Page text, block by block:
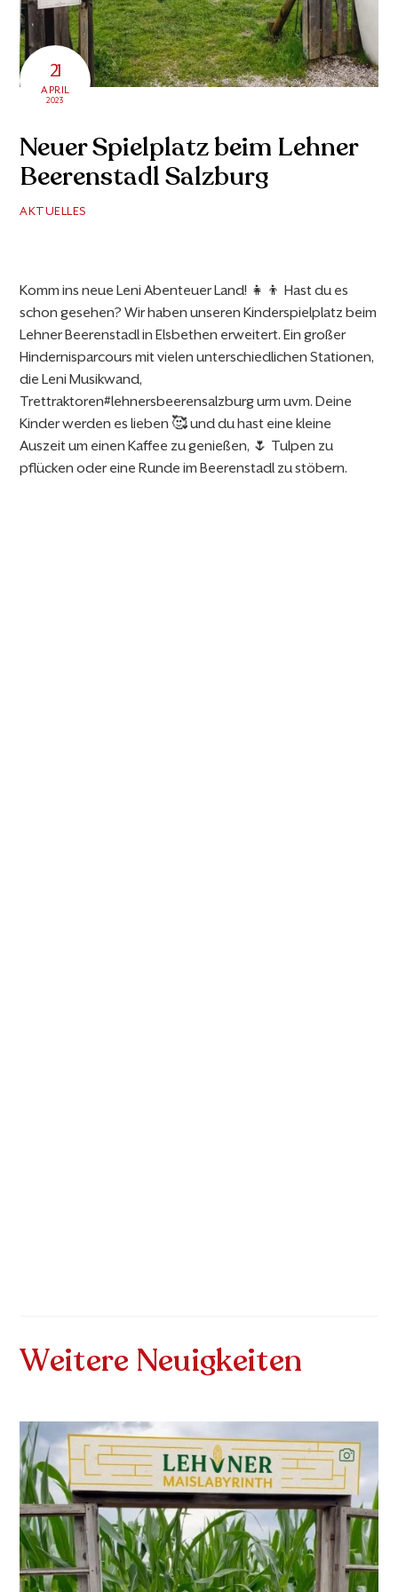
21
APRIL
2023
Neuer Spielplatz beim Lehner
Beerenstadl Salzburg
AKTUELLES
Komm ins neue Leni Abenteuer Land! 👧👦 Hast du es
schon gesehen? Wir haben unseren Kinderspielplatz beim
Lehner Beerenstadl in Elsbethen erweitert. Ein großer
Hindernisparcours mit vielen unterschiedlichen Stationen,
die Leni Musikwand,
Trettraktoren#lehnersbeerensalzburg urm uvm. Deine
Kinder werden es lieben 🥰 und du hast eine kleine
Auszeit um einen Kaffee zu genießen, 🌷 Tulpen zu
pflücken oder eine Runde im Beerenstadl zu stöbern.
Weitere Neuigkeiten